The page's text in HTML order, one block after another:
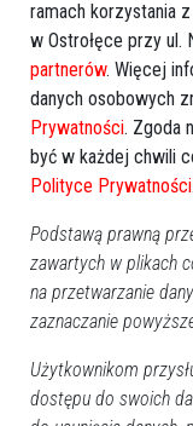
🕯Zapal
ramach korzystania
w Ostrołęce przy ul.
partnerów. Więcej
danych osobowych
Prywatności. Zgoda
być w każdej chwili
Polityce Prywatności
Podstawą prawną
zawartych w plikach
na przetwarzanie
zaznaczanie
Użytkownikom
dostępu do swoich